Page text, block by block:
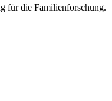
für die Familienforschung.